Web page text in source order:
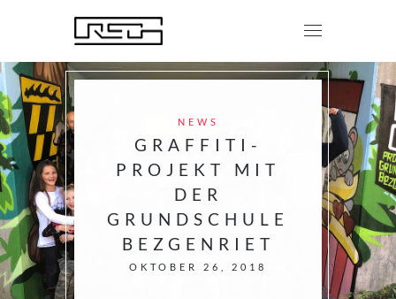
NEWS
GRAFFITI-
PROJEKT MIT
DER
GRUNDSCHULE
BEZGENRIET
OKTOBER 26, 2018